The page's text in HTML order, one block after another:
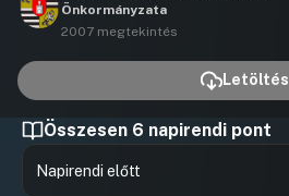
Önkormányzata
2007 megtekintés
Letöltés
Összesen 6 napirendi pont
Napirendi előtt